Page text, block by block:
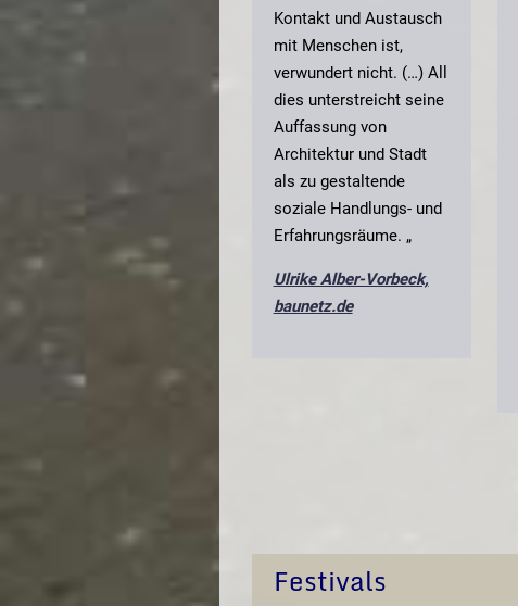
Kontakt und Austausch
mit Menschen ist,
verwundert nicht. (…) All
dies unterstreicht seine
Auffassung von
Architektur und Stadt
als zu gestaltende
soziale Handlungs- und
Erfahrungsräume. „
Ulrike Alber-Vorbeck,
baunetz.de
Festivals